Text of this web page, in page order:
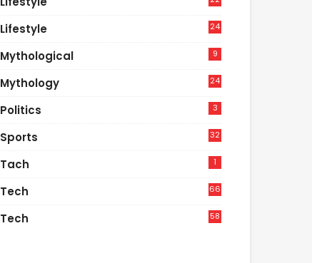
Lifestyle
24
Mythological 9
Mythology 24
Politics 3
Sports 32
Tach 1
Tech
66
Tech
58